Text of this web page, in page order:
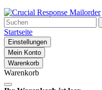
Startseite
Einstellungen
Mein Konto
Warenkorb
Warenkorb